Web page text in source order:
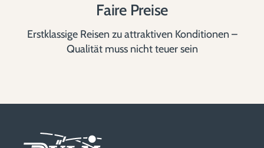
Faire Preise
Erstklassige Reisen zu attraktiven Konditionen –
Qualität muss nicht teuer sein